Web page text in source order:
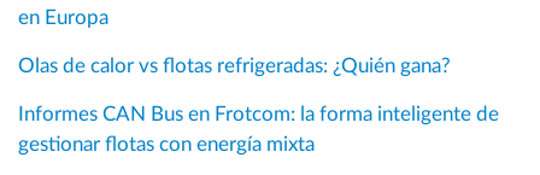
en Europa
Olas de calor vs flotas refrigeradas: ¿Quién gana?
Informes CAN Bus en Frotcom: la forma inteligente de
gestionar flotas con energía mixta